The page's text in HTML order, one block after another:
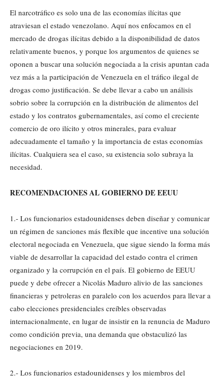
El narcotráfico es solo una de las economías ilícitas que
atraviesan el estado venezolano. Aquí nos enfocamos en el
mercado de drogas ilícitas debido a la disponibilidad de datos
relativamente buenos, y porque los argumentos de quienes se
oponen a buscar una solución negociada a la crisis apuntan cada
vez más a la participación de Venezuela en el tráfico ilegal de
drogas como justificación. Se debe llevar a cabo un análisis
sobrio sobre la corrupción en la distribución de alimentos del
estado y los contratos gubernamentales, así como el creciente
comercio de oro ilícito y otros minerales, para evaluar
adecuadamente el tamaño y la importancia de estas economías
ilícitas. Cualquiera sea el caso, su existencia solo subraya la
necesidad.
RECOMENDACIONES AL GOBIERNO DE EEUU
1.- Los funcionarios estadounidenses deben diseñar y comunicar
un régimen de sanciones más flexible que incentive una solución
electoral negociada en Venezuela, que sigue siendo la forma más
viable de desarrollar la capacidad del estado contra el crimen
organizado y la corrupción en el país. El gobierno de EEUU
puede y debe ofrecer a Nicolás Maduro alivio de las sanciones
financieras y petroleras en paralelo con los acuerdos para llevar a
cabo elecciones presidenciales creíbles observadas
internacionalmente, en lugar de insistir en la renuncia de Maduro
como condición previa, una demanda que obstaculizó las
negociaciones en 2019.
2.- Los funcionarios estadounidenses y los miembros del